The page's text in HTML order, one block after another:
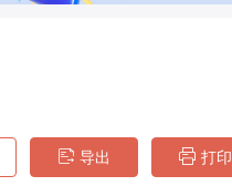
导出 打印